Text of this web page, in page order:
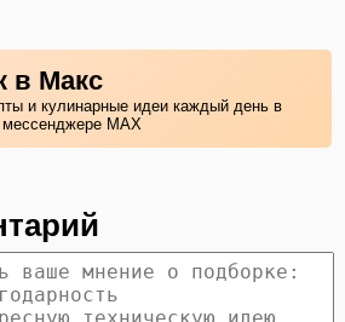
в Макс
и кулинарные идеи каждый день в
MAX